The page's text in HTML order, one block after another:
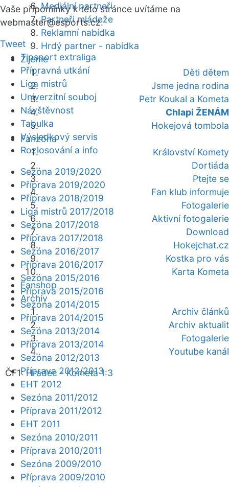
Mediální partneři
Partneři mládeže
Reklamní nabídka
Hrdý partner - nabídka
Žijeme
Děti dětem
Jsme jedna rodina
Petr Koukal a Kometa
Chlapi ŽENÁM
Hokejová tombola
Fanzóna
Království Komety
Dortiáda
Ptejte se
Fan klub informuje
Fotogalerie
Aktivní fotogalerie
Download
Hokejchat.cz
Kostka pro vás
Karta Kometa
Fanshop
Archiv
Archiv článků
Archiv aktualit
Fotogalerie
Youtube kanál
ČF1:Hradec - Kometa 1:3
Vaše připomínky k této stránce uvítáme na
webmaster@esports.cz.
Tweet
Tipsport extraliga
Přípravná utkání
Liga mistrů
Univerzitní souboj
Návštěvnost
Tabulka
Výsledkový servis
Rozlosování a info
Sezóna 2019/2020
Příprava 2019/2020
Příprava 2018/2019
Liga mistrů 2017/2018
Sezóna 2017/2018
Příprava 2017/2018
Sezóna 2016/2017
Příprava 2016/2017
Sezóna 2015/2016
Příprava 2015/2016
Sezóna 2014/2015
Příprava 2014/2015
Sezóna 2013/2014
Příprava 2013/2014
Sezóna 2012/2013
Příprava 2012/2013
EHT 2012
Sezóna 2011/2012
Příprava 2011/2012
EHT 2011
Sezóna 2010/2011
Příprava 2010/2011
Sezóna 2009/2010
Příprava 2009/2010